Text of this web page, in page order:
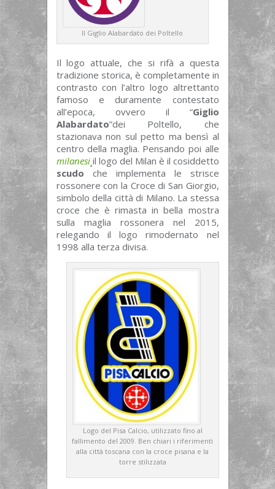
Il Giglio Alabardato dei Poltello
Il logo attuale, che si rifà a questa
tradizione storica, è completamente in
contrasto con l’altro logo altrettanto
famoso e duramente contestato
all’epoca, ovvero il “Giglio
Alabardato”dei Poltello, che
stazionava non sul petto ma bensì al
centro della maglia. Pensando poi alle
milanesi¸il logo del Milan è il cosiddetto
scudo che implementa le strisce
rossonere con la Croce di San Giorgio,
simbolo della città di Milano. La stessa
croce che è rimasta in bella mostra
sulla maglia rossonera nel 2015,
relegando il logo rimodernato nel
1998 alla terza divisa.
Logo del Pisa Calcio, utilizzato fino al
fallimento del 2009. Ben chiari i riferimenti
alla città toscana con la croce pisana e la
torre stilizzata